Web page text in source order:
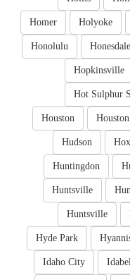
Holyoke
Homer
Honesdale
Honolulu
Hopkinsville
Hot Sulphur
Houston
Houston
Hudson
Huntingdon
Huntsville
Huntsville
Hyde Park
Idaho City